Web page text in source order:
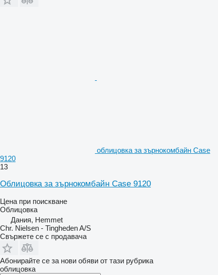
облицовка за зърнокомбайн Case
9120
13
Облицовка за зърнокомбайн Case 9120
Цена при поискване
Облицовка
Дания, Hemmet
Chr. Nielsen - Tingheden A/S
Свържете се с продавача
Абонирайте се за нови обяви от тази рубрика
облицовка